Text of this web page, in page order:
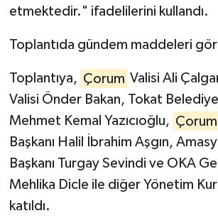
etmektedir." ifadelilerini kullandı.
Toplantıda gündem maddeleri
Toplantıya, Çorum Valisi Ali
Valisi Önder Bakan, Tokat Belediye
Mehmet Kemal Yazıcıoğlu, Çorum
Başkanı Halil İbrahim Aşgın,
Başkanı Turgay Sevindi ve OKA
Mehlika Dicle ile diğer Yönetim
katıldı.